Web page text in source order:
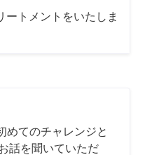
ートメントをいたしま
めてのチャレンジと
話を聞いていただ